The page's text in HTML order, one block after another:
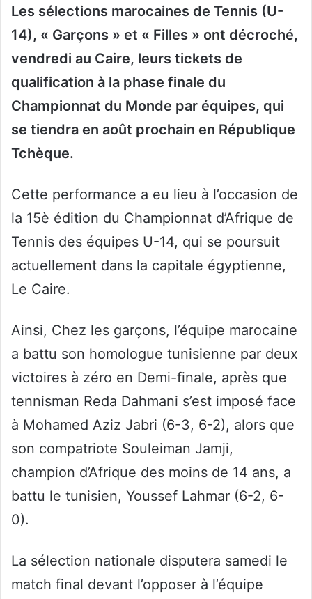
Les sélections marocaines de Tennis (U-
14), « Garçons » et « Filles » ont décroché,
vendredi au Caire, leurs tickets de
qualification à la phase finale du
Championnat du Monde par équipes, qui
se tiendra en août prochain en République
Tchèque.
Cette performance a eu lieu à l’occasion de
la 15è édition du Championnat d’Afrique de
Tennis des équipes U-14, qui se poursuit
actuellement dans la capitale égyptienne,
Le Caire.
Ainsi, Chez les garçons, l’équipe marocaine
a battu son homologue tunisienne par deux
victoires à zéro en Demi-finale, après que
tennisman Reda Dahmani s’est imposé face
à Mohamed Aziz Jabri (6-3, 6-2), alors que
son compatriote Souleiman Jamji,
champion d’Afrique des moins de 14 ans, a
battu le tunisien, Youssef Lahmar (6-2, 6-
0).
La sélection nationale disputera samedi le
match final devant l’opposer à l’équipe